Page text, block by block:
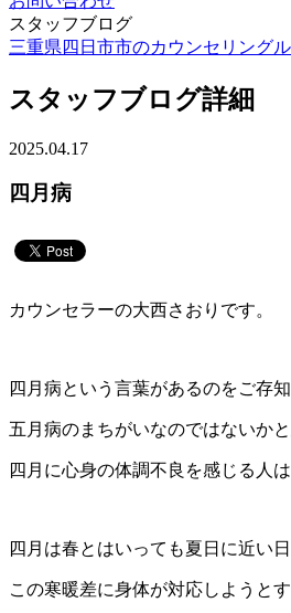
スタッフブログ
三重県四日市市のカウンセリング
スタッフブログ詳細
2025.04.17
四月病
カウンセラーの大西さおりです。
四月病という言葉があるのをご存知
五月病のまちがいなのではないか
四月に心身の体調不良を感じる人
四月は春とはいっても夏日に近い
この寒暖差に身体が対応しようと